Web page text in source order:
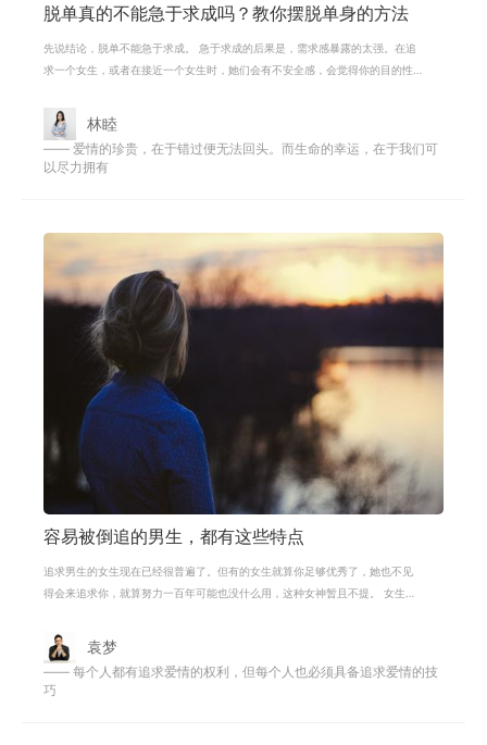
脱单真的不能急于求成吗？教你摆脱单身的方法
先说结论，脱单不能急于求成。 急于求成的后果是，需求感暴露的太强。在追
求一个女生，或者在接近一个女生时，她们会有不安全感，会觉得你的目的性
林睦
—— 爱情的珍贵，在于错过便无法回头。而生命的幸运，在于我们可
以尽力拥有
容易被倒追的男生，都有这些特点
追求男生的女生现在已经很普遍了。但有的女生就算你足够优秀了，她也不见
得会来追求你，就算努力一百年可能也没什么用，这种女神暂且不提。 女生更
袁梦
—— 每个人都有追求爱情的权利，但每个人也必须具备追求爱情的技
巧